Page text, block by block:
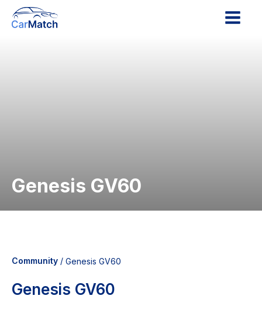
Genesis GV60
Community / Genesis GV60
Genesis GV60